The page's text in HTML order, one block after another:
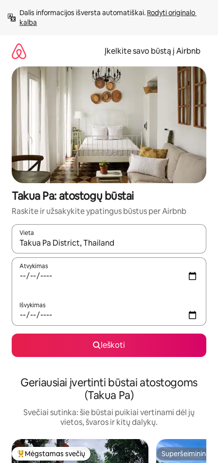
prie
turinio
Dalis informacijos išversta automatiškai. Rodyti originalo
kalba
Įkelkite savo būstą į Airbnb
Takua Pa: atostogų būstai
Raskite ir užsakykite ypatingus būstus per Airbnb
Vieta
Kai pasirodys paieškos rezultatai, juos naršyti galite
Atvykimas
Išvykimas
Ieškoti
Geriausiai įvertinti būstai atostogoms
(Takua Pa)
Svečiai sutinka: šie būstai puikiai vertinami dėl jų
vietos, švaros ir kitų dalykų.
Svečių mėgstamiausias
Mėgstamas svečių Superšeimininkas
Superšeimininkas